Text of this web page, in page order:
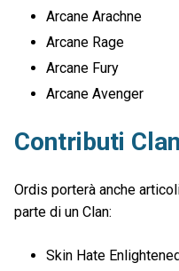
Arcane Arachne
Arcane Rage
Arcane Fury
Arcane Avenger
Contributi Clan
Ordis porterà anche
parte di un Clan:
Skin Hate Enlightened